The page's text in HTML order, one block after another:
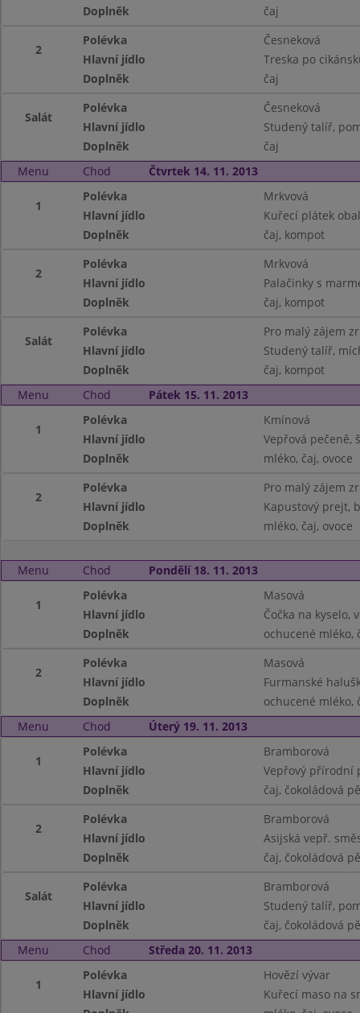
Doplněk
čaj
2
Polévka
Česneková
Hlavní jídlo
Treska po
Doplněk
čaj
Salát
Polévka
Česneková
Hlavní jídlo
Studený talíř,
Doplněk
čaj
Menu
Chod Čtvrtek 14. 11. 2013
1
Polévka
Mrkvová
Hlavní jídlo
Kuřecí plátek
Doplněk
čaj, kompot
2
Polévka
Mrkvová
Hlavní jídlo
Palačinky s
Doplněk
čaj, kompot
Salát
Polévka
Pro malý zájem
Hlavní jídlo
Studený talíř,
Doplněk
čaj, kompot
Menu
Chod Pátek 15. 11. 2013
1
Polévka
Kmínová
Hlavní jídlo
Vepřová pečeně,
Doplněk
mléko, čaj, ovoce
2
Polévka
Pro malý zájem
Hlavní jídlo
Kapustový prejt,
Doplněk
mléko, čaj, ovoce
Menu Chod Pondělí 18. 11. 2013
1
Polévka
Masová
Hlavní jídlo
Čočka na kyselo,
Doplněk
ochucené mléko,
2
Polévka
Masová
Hlavní jídlo
Furmanské
Doplněk
ochucené mléko,
Menu
Chod Úterý 19. 11. 2013
1
Polévka
Bramborová
Hlavní jídlo
Vepřový přírodní
Doplněk
čaj, čokoládová
2
Polévka
Bramborová
Hlavní jídlo
Asijská vepř.
Doplněk
čaj, čokoládová
Salát
Polévka
Bramborová
Hlavní jídlo
Studený talíř,
Doplněk
čaj, čokoládová
Menu
Chod Středa 20. 11. 2013
1
Polévka
Hovězí vývar
Hlavní jídlo
Kuřecí maso na